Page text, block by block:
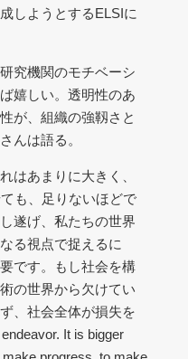
しようとするELSIに
究機関のモチベーシ
嬉しい。透明性のあ
が、組織の強靱さと
んは語る。
はあまりに大きく、
も、足りないほどで
遂げ、私たちの世界
る視点で捉えるに
です。もし社会を構
の世界から欠けてい
、社会全体が損失を
It is bigger